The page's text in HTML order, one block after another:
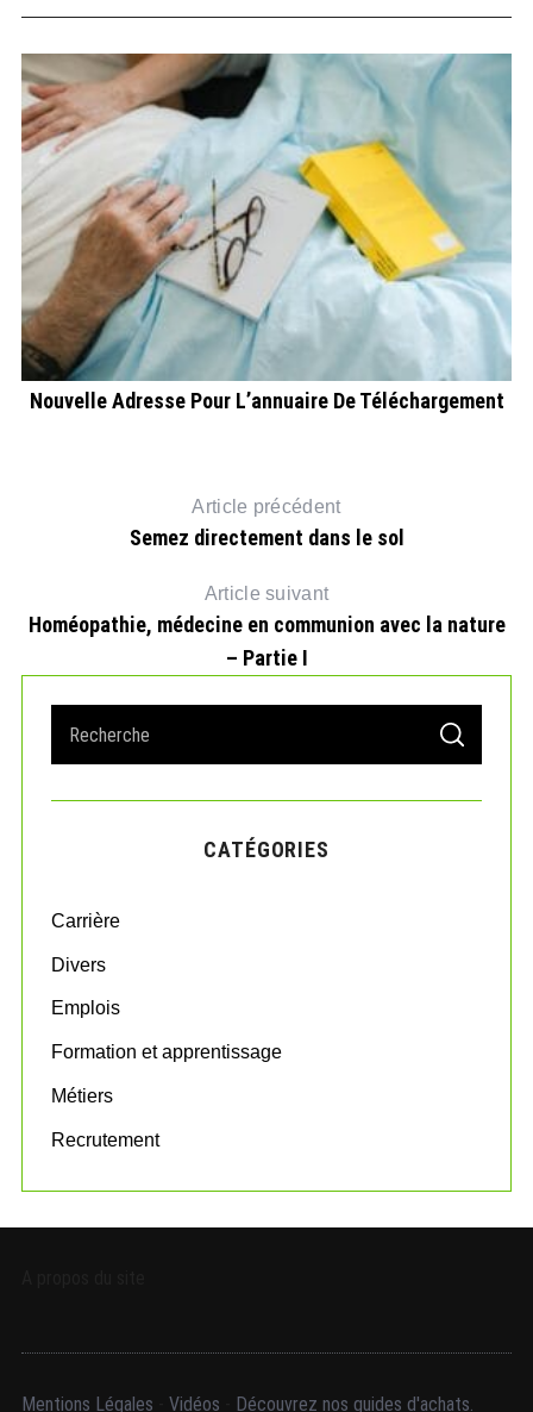
Nouvelle Adresse Pour L’annuaire De Téléchargement
Article précédent
Semez directement dans le sol
Article suivant
Homéopathie, médecine en communion avec la nature
– Partie I
r
o
:
S
A
C
CATÉGORIES
Carrière
Divers
Emplois
Formation et apprentissage
Métiers
Recrutement
Mentions Légales Vidéos Découvrez nos guides d'achats.